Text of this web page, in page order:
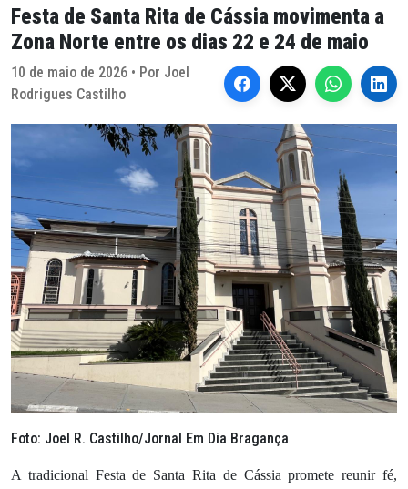
Festa de Santa Rita de Cássia movimenta a
Zona Norte entre os dias 22 e 24 de maio
10 de maio de 2026 • Por Joel
Rodrigues Castilho
Foto: Joel R. Castilho/Jornal Em Dia Bragança
A tradicional Festa de Santa Rita de Cássia promete reunir fé,